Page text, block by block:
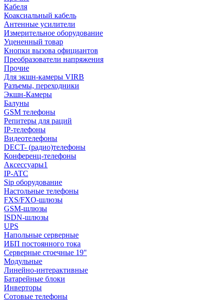
Кабеля
Коаксиальный кабель
Антенные усилители
Измерительное оборудование
Уцененный товар
Кнопки вызова официантов
Преобразователи напряжения
Прочие
Для экшн-камеры VIRB
Разъемы, переходники
Экшн-Камеры
Балуны
GSM телефоны
Репитеры для раций
IP-телефоны
Видеотелефоны
DECT- (радио)телефоны
Конференц-телефоны
Аксессуары1
IP-ATC
Sip оборудование
Настольные телефоны
FXS/FXO-шлюзы
GSM-шлюзы
ISDN-шлюзы
UPS
Напольные серверные
ИБП постоянного тока
Серверные стоечные 19"
Модульные
Линейно-интерактивные
Батарейные блоки
Инверторы
Сотовые телефоны